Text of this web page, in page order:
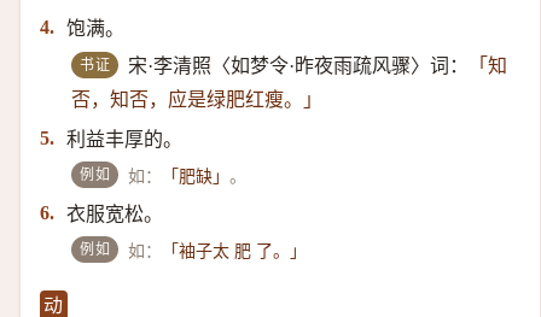
4. 饱满。
书证 宋·李清照〈如梦令·昨夜雨疏风骤〉词：
「知
否，知否，应是绿肥红瘦。」
5. 利益丰厚的。
例如 如： 「肥缺」。
6. 衣服宽松。
例如 如： 「袖子太 肥 了。」
动